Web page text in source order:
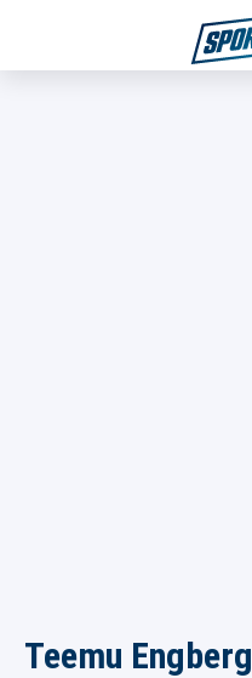
Teemu Engberg